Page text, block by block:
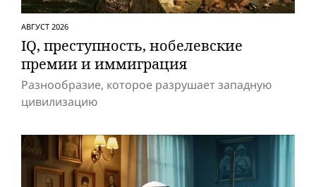
АВГУСТ 2026
IQ, преступность, нобелевские
премии и иммиграция
Разнообразие, которое разрушает западную
цивилизацию